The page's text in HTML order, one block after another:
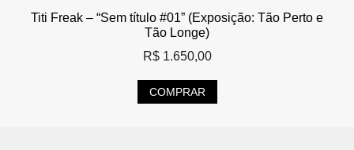
Titi Freak – “Sem título #01” (Exposição: Tão Perto e
Tão Longe)
R$1.650,00
COMPRAR